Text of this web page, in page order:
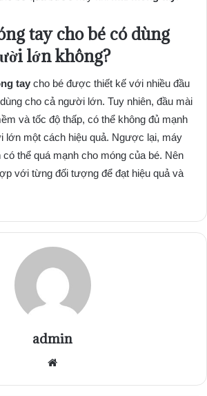
tay cho bé có dùng
lớn không?
tay cho bé được thiết kế với nhiều đầu
cho cả người lớn. Tuy nhiên, đầu mài
và tốc độ thấp, có thể không đủ mạnh
lớn một cách hiệu quả. Ngược lại, máy
thể quá mạnh cho móng của bé. Nên
với từng đối tượng để đạt hiệu quả và
admin
Website